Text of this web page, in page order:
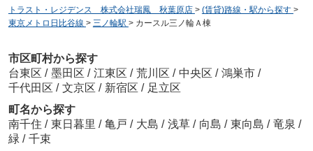
トラスト・レジデンス 株式会社瑞鳳 秋葉原店 > (賃貸)路線・駅から探す >
東京メトロ日比谷線 > 三ノ輪駅 > カースル三ノ輪Ａ棟
市区町村から探す
台東区 / 墨田区 / 江東区 / 荒川区 / 中央区 / 鴻巣市 /
千代田区 / 文京区 / 新宿区 / 足立区
町名から探す
南千住 / 東日暮里 / 亀戸 / 大島 / 浅草 / 向島 / 東向島 / 竜泉 /
緑 / 千束